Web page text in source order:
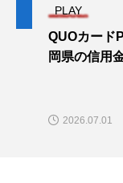
PLAY
QUOカード
岡県の信用
2026.07.01